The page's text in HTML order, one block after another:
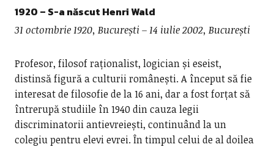
1920 – S-a născut Henri Wald
31 octombrie 1920, București – 14 iulie 2002, București
Profesor, filosof raționalist, logician și eseist,
distinsă figură a culturii românești. A început să fie
interesat de filosofie de la 16 ani, dar a fost forțat să
întrerupă studiile în 1940 din cauza legii
discriminatorii antievreiești, continuând la un
colegiu pentru elevi evrei.În timpul celui de al doilea